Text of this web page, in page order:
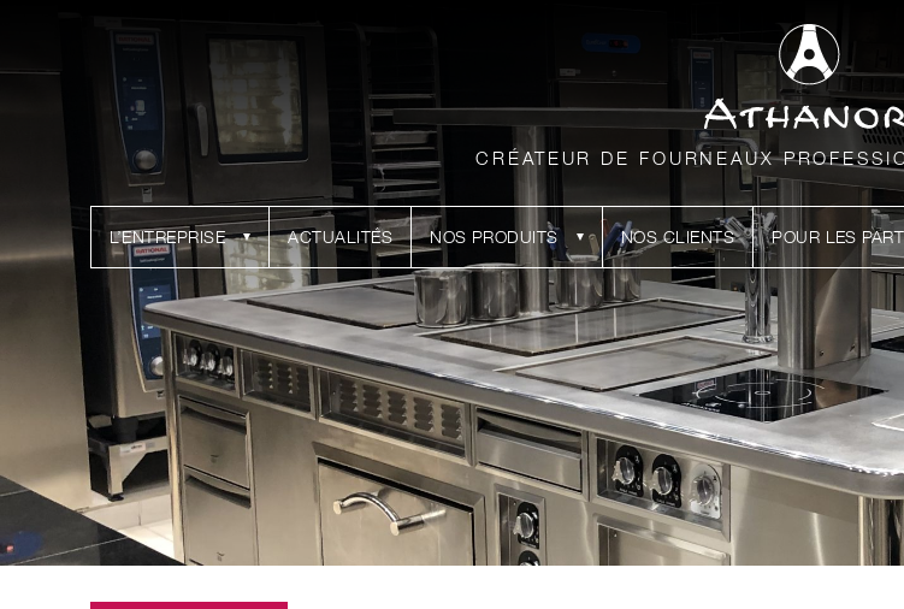
CRÉATEUR DE FOURNEAUX
L’ENTREPRISE ACTUALITÉS NOS PRODUITS NOS CLIENTS POUR LES